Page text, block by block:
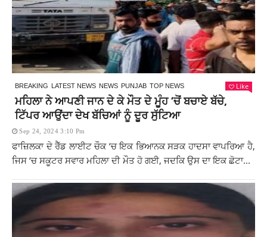
BREAKING LATEST NEWS NEWS PUNJAB TOP NEWS Like
ਮਹਿਲਾ ਨੇ ਆਪਣੀ ਜਾਨ ਦੇ ਕੇ ਮੌਤ ਦੇ ਮੂੰਹ ‘ਚੋਂ ਬਚਾਏ ਬੱਚੇ,
ਟਿੱਪਰ ਆਉਂਦਾ ਦੇਖ ਬੱਚਿਆਂ ਨੂੰ ਦੂਰ ਸੁੱਟਿਆ
Sep 24, 2024 3:10 Pm
ਫਾਜ਼ਿਲਕਾ ਦੇ ਰੈੱਡ ਲਾਈਟ ਚੌਕ ‘ਚ ਇਕ ਭਿਆਨਕ ਸੜਕ ਹਾਦਸਾ ਵਾਪਰਿਆ ਹੈ,
ਜਿਸ ‘ਚ ਸਕੂਟਰ ਸਵਾਰ ਮਹਿਲਾ ਦੀ ਮੌਤ ਹੋ ਗਈ, ਜਦਕਿ ਉਸ ਦਾ ਇਕ ਛੋਟਾ...